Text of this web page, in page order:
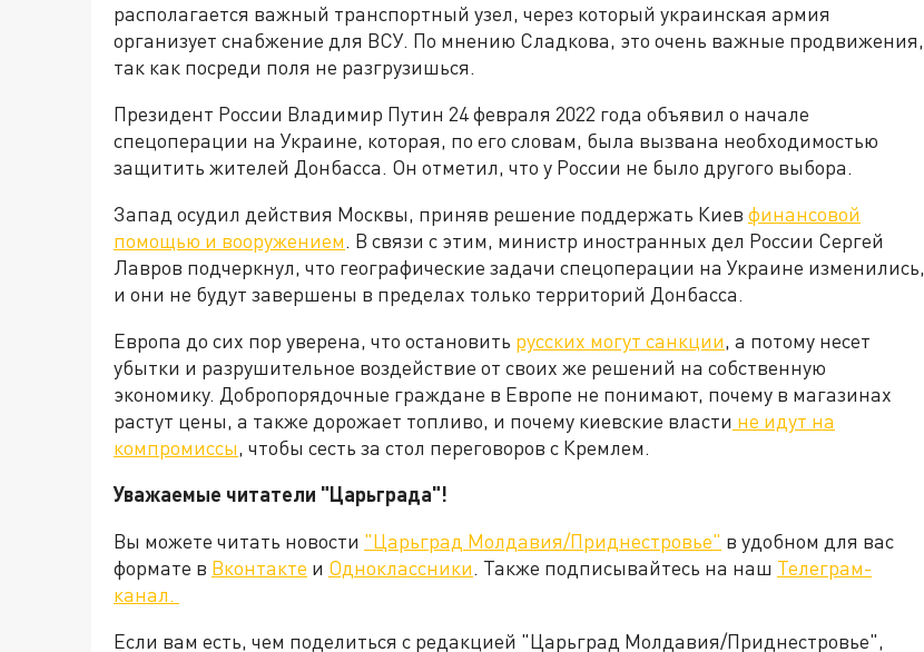
располагается важный транспортный узел, через который украинская армия
организует снабжение для ВСУ. По мнению Сладкова, это очень важные продвижения,
так как посреди поля не разгрузишься.
Президент России Владимир Путин 24 февраля 2022 года объявил о начале
спецоперации на Украине, которая, по его словам, была вызвана необходимостью
защитить жителей Донбасса. Он отметил, что у России не было другого выбора.
Запад осудил действия Москвы, приняв решение поддержать Киев финансовой
помощью и вооружением. В связи с этим, министр иностранных дел России Сергей
Лавров подчеркнул, что географические задачи спецоперации на Украине изменились,
и они не будут завершены в пределах только территорий Донбасса.
Европа до сих пор уверена, что остановить русских могут санкции, а потому несет
убытки и разрушительное воздействие от своих же решений на собственную
экономику. Добропорядочные граждане в Европе не понимают, почему в магазинах
растут цены, а также дорожает топливо, и почему киевские власти не идут на
компромиссы, чтобы сесть за стол переговоров с Кремлем.
Уважаемые читатели "Царьграда"!
Вы можете читать новости "Царьград Молдавия/Приднестровье" в удобном для вас
формате в Вконтакте и Одноклассники. Также подписывайтесь на наш Телеграм-
канал.
Если вам есть, чем поделиться с редакцией "Царьград Молдавия/Приднестровье",